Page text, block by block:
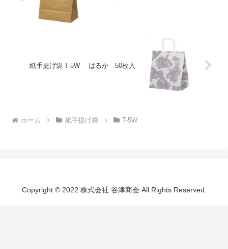
紙手提げ袋 T-5W はるか 50枚入
ホーム 紙手提げ袋 T-5W
Copyright © 2022 株式会社 谷津商会 All Rights Reserved.